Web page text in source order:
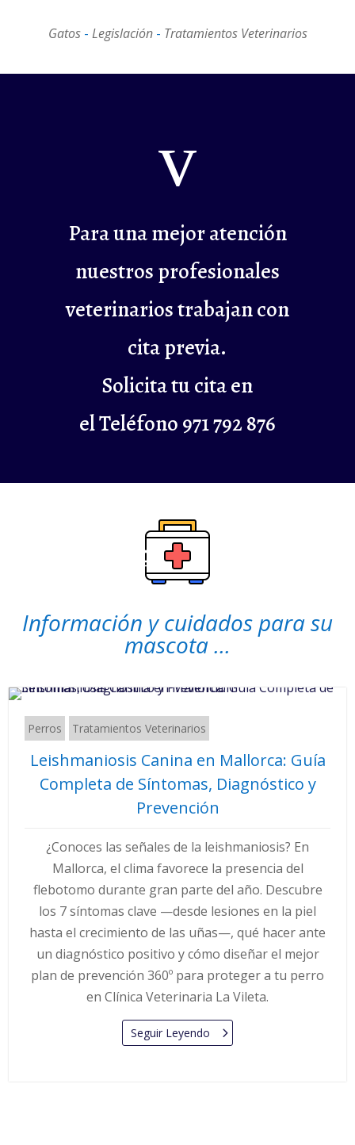
Gatos- Legislación- Tratamientos Veterinarios
v
Para una mejor atención
nuestros profesionales
veterinarios trabajan con
cita previa.
Solicita tu cita en
el Teléfono 971 792 876
Información y cuidados para su
mascota ...
Perros Tratamientos Veterinarios
Leishmaniosis Canina en Mallorca: Guía
Completa de Síntomas, Diagnóstico y
Prevención
¿Conoces las señales de la leishmaniosis? En
Mallorca, el clima favorece la presencia del
flebotomo durante gran parte del año. Descubre
los 7 síntomas clave —desde lesiones en la piel
hasta el crecimiento de las uñas—, qué hacer ante
un diagnóstico positivo y cómo diseñar el mejor
plan de prevención 360º para proteger a tu perro
en Clínica Veterinaria La Vileta.
Seguir Leyendo